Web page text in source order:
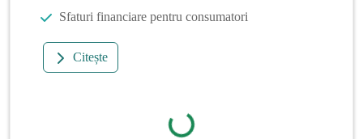
Sfaturi financiare pentru consumatori
Citește